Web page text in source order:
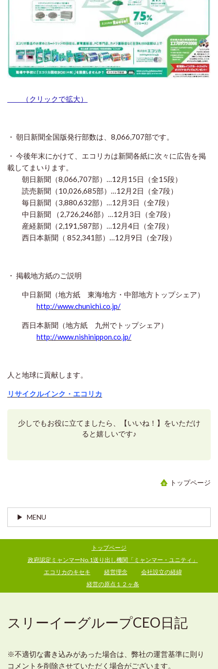
（クリックで拡大）
・ 朝日新聞全国版発行部数は、8,066,707部です。
・ 今後年末にかけて、エコリカは新聞各紙に次々に広告を掲
載してまいります。
朝日新聞（8,066,707部）…12月15日（全15段）
読売新聞（10,026,685部）…12月2日（全7段）
毎日新聞（3,880,632部）…12月3日（全7段）
中日新聞 （2,726,246部）…12月3日（全7段）
産経新聞（2,191,587部）…12月4日（全7段）
西日本新聞（ 852,341部）…12月9日（全7段）
・ 掲載地方紙のご説明
中日新聞（地方紙 東海地方・中部地方トップシェア）
http://www.chunichi.co.jp/
西日本新聞（地方紙 九州でトップシェア）
http://www.nishinippon.co.jp/
人と地球に貢献します。
リサイクルインク・エコリカ
少しでもお役に立てましたら、【いいね！】をいただけ
ると嬉しいです♪
トップページ
MENU
トップページ
政府認定ミャンマーNo.1送り出し機関「ミャンマー・ユニティ」
エコリカのキセキ
経営理念
会社設立の経緯
経営の原点１２ヶ条
スリーイーグループCEO日記
※不適切な書き込みがあった場合は、弊社の運営基準に則り
コメントを削除させていただく場合がございます。